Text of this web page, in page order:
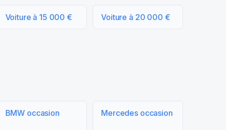
Voiture à 15 000 € Voiture à 20 000 €
BMW occasion Mercedes occasion